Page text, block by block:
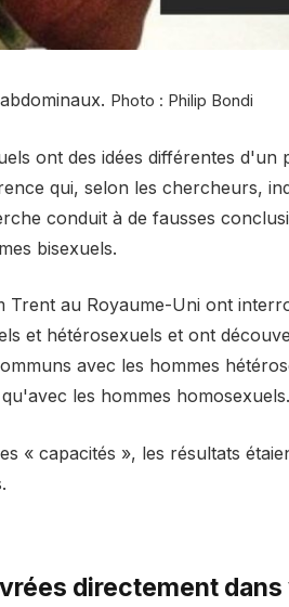
Photo : Philip Bondi
ont des idées différentes d'un
qui, selon les chercheurs,
conduit à de fausses
bisexuels.
Trent au Royaume-Uni ont
et hétérosexuels et ont
avec les hommes
les hommes homosexuels.
« capacités », les résultats
directement dans